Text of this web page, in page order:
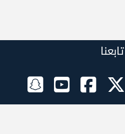
تابعنا